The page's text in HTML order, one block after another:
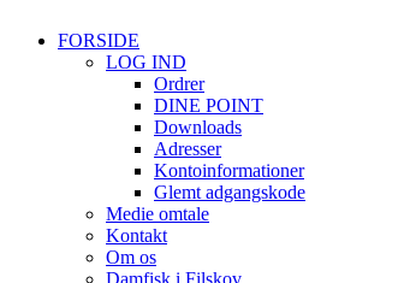
FORSIDE
LOG IND
Ordrer
DINE POINT
Downloads
Adresser
Kontoinformationer
Glemt adgangskode
Medie omtale
Kontakt
Om os
Damfisk i Filskov